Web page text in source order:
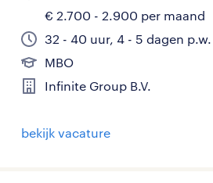
€ 2.700 - 2.900 per maand
32 - 40 uur, 4 - 5 dagen p.w.
MBO
Infinite Group B.V.
bekijk vacature